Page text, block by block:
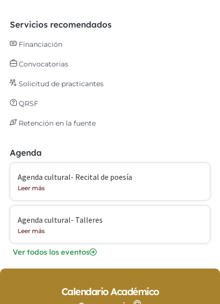
Servicios recomendados
Financiación
Convocatorias
Solicitud de practicantes
QRSF
Retención en la fuente
Agenda
Agenda cultural- Recital de poesía
Leer más
Agenda cultural- Talleres
Leer más
Ver todos los eventos
Calendario Académico